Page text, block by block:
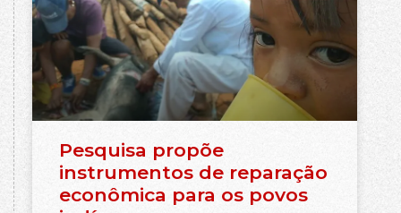
Pesquisa propõe
instrumentos de reparação
econômica para os povos